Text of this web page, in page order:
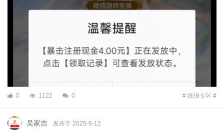
0 1122 0 # 线报专区 #
吴家吉 发布于 2025-9-12